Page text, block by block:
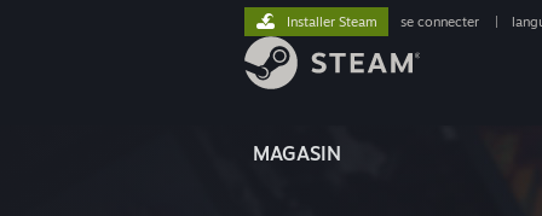
MAGASIN
Installer Steam se connecter